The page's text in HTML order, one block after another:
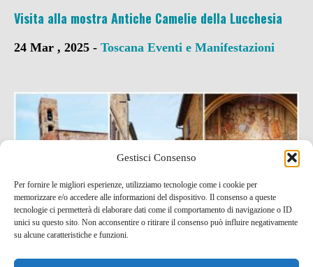
Gestisci Consenso
Per fornire le migliori esperienze, utilizziamo tecnologie come i cookie per
memorizzare e/o accedere alle informazioni del dispositivo. Il consenso a queste
tecnologie ci permetterà di elaborare dati come il comportamento di navigazione o ID
unici su questo sito. Non acconsentire o ritirare il consenso può influire negativamente
su alcune caratteristiche e funzioni.
Visita alla mostra Antiche Camelie della Lucchesia
24 Mar , 2025 - Toscana Eventi e Manifestazioni